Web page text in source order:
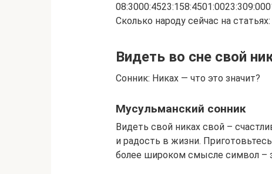
Сколько народу сейчас на
Видеть во сне свой
Сонник: Никах — что это значит?
Мусульманский сонник
Видеть свой никах свой –
и радость в жизни.
более широком смысле символ –